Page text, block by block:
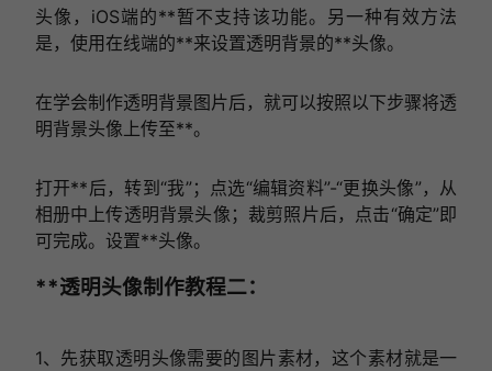
头像，iOS端的**暂不支持该功能。另一种有效方法
是，使用在线端的**来设置透明背景的**头像。
在学会制作透明背景图片后，就可以按照以下步骤将透
明背景头像上传至**。
打开**后，转到“我”；点选“编辑资料”-“更换头像”，从
相册中上传透明背景头像；裁剪照片后，点击“确定”即
可完成。设置**头像。
**透明头像制作教程二：
1、先获取透明头像需要的图片素材，这个素材就是一